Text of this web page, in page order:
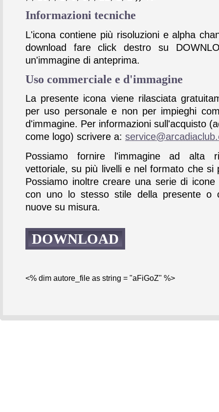
Informazioni tecniche
L'icona contiene più risoluzioni e alpha
download fare click destro su
un'immagine di anteprima.
Uso commerciale e d'immagine
La presente icona viene rilasciata
per uso personale e non per impieghi
d'immagine. Per informazioni sull'acquisto
come logo) scrivere a:
Possiamo fornire l'immagine ad alta
vettoriale, su più livelli e nel formato che si
Possiamo inoltre creare una serie di icone
con uno lo stesso stile della presente o
nuove su misura.
DOWNLOAD
<% dim autore_file as string = "aFiGoZ" %>